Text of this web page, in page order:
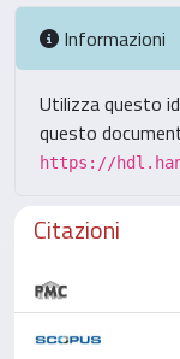
Informazioni
Utilizza questo
questo
https://
Citazioni